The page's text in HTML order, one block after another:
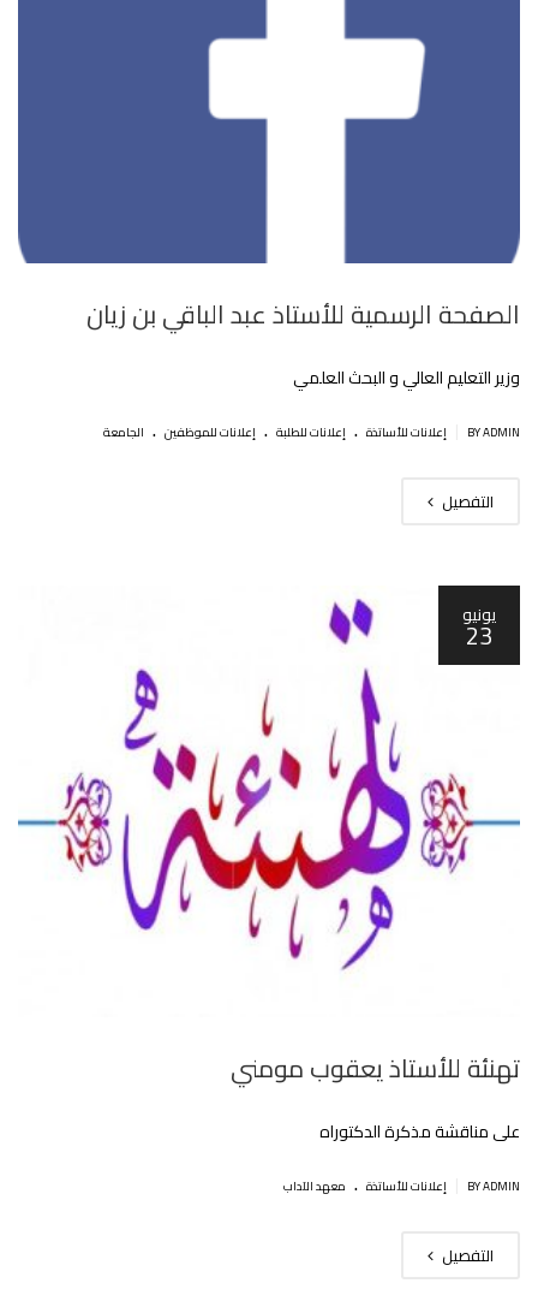
الصفحة الرسمية للأستاذ عبد الباقي بن زيان
وزير التعليم العالي و البحث العلمي
BY ADMIN إعلانات للأساتذة . إعلانات للطلبة . إعلانات للموظفين . الجامعة
التفصيل
يونيو
23
تهنئة للأستاذ يعقوب مومني
على مناقشة مذكرة الدكتوراه
BY ADMIN إعلانات للأساتذة . معهد الآداب
التفصيل